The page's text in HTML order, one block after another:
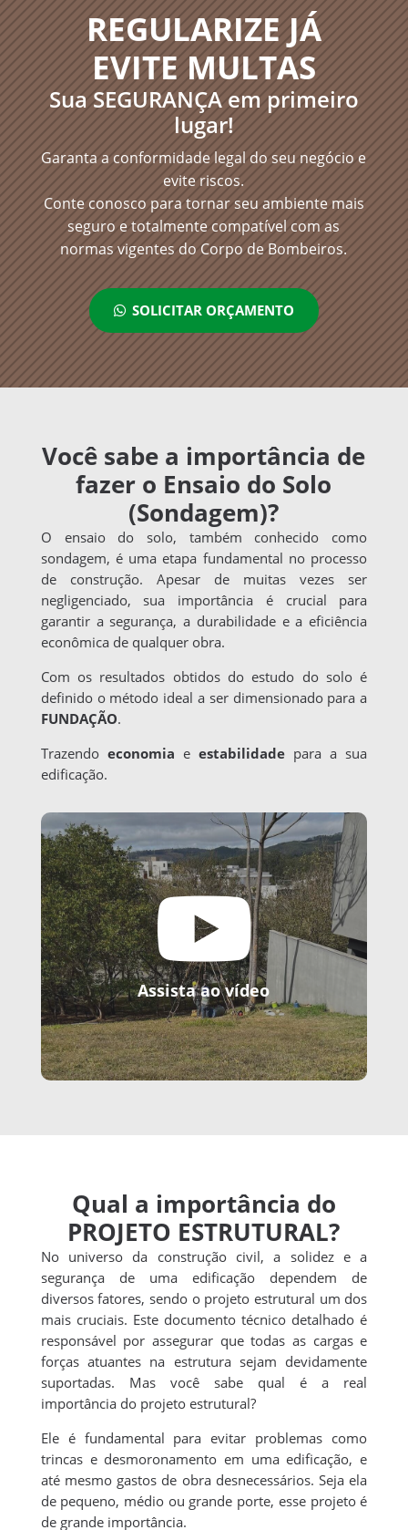
REGULARIZE JÁ
EVITE MULTAS
Sua SEGURANÇA em primeiro
lugar!
Garanta a conformidade legal do seu negócio e
evite riscos.
Conte conosco para tornar seu ambiente mais
seguro e totalmente compatível com as
normas vigentes do Corpo de Bombeiros.
SOLICITAR ORÇAMENTO

Assista ao vídeo
Você sabe a importância de
fazer o Ensaio do Solo
(Sondagem)?
O ensaio do solo, também conhecido como
sondagem, é uma etapa fundamental no processo
de construção. Apesar de muitas vezes ser
negligenciado, sua importância é crucial para
garantir a segurança, a durabilidade e a eficiência
econômica de qualquer obra.
Com os resultados obtidos do estudo do solo é
definido o método ideal a ser dimensionado para a
FUNDAÇÃO.
Trazendo economia eestabilidade para a sua
edificação.
Qual a importância do
PROJETO ESTRUTURAL?
No universo da construção civil, a solidez e a
segurança de uma edificação dependem de
diversos fatores, sendo o projeto estrutural um dos
mais cruciais. Este documento técnico detalhado é
responsável por assegurar que todas as cargas e
forças atuantes na estrutura sejam devidamente
suportadas. Mas você sabe qual é a real
importância do projeto estrutural?
Ele é fundamental para evitar problemas como
trincas e desmoronamento em uma edificação, e
até mesmo gastos de obra desnecessários. Seja ela
de pequeno, médio ou grande porte, esse projeto é
de grande importância.